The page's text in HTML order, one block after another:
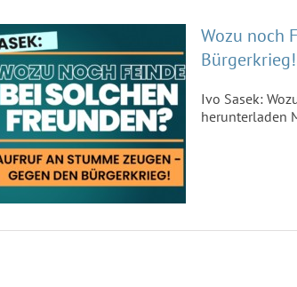
Wozu noch
Bürgerkrieg!
Ivo Sasek:
herunterladen
XXL –
Freundestreffen
2019